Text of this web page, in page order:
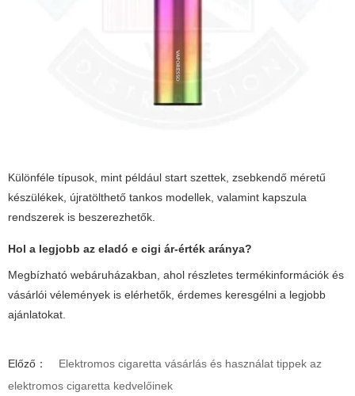
Különféle típusok, mint például start szettek, zsebkendő méretű
készülékek, újratölthető tankos modellek, valamint kapszula
rendszerek is beszerezhetők.
Hol a legjobb az eladó e cigi ár-érték aránya?
Megbízható webáruházakban, ahol részletes termékinformációk és
vásárlói vélemények is elérhetők, érdemes keresgélni a legjobb
ajánlatokat.
Előző：
Elektromos cigaretta vásárlás és használat tippek az
elektromos cigaretta kedvelőinek